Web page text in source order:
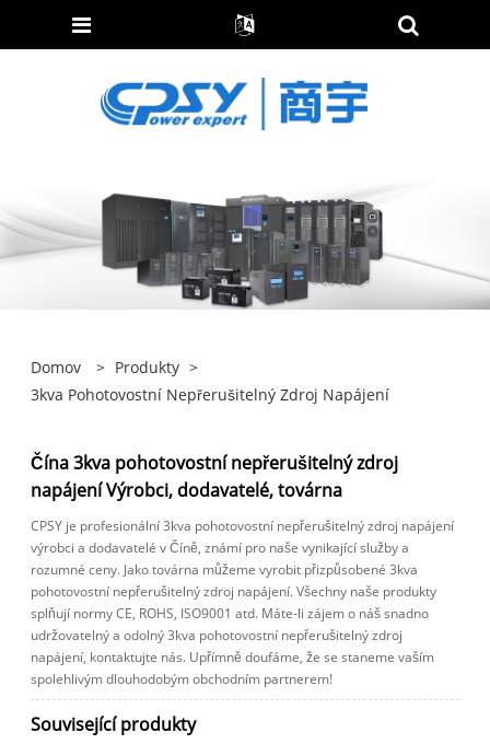
Domov > Produkty >
3kva Pohotovostní Nepřerušitelný Zdroj Napájení
Čína 3kva pohotovostní nepřerušitelný zdroj
napájení Výrobci, dodavatelé, továrna
CPSY je profesionální 3kva pohotovostní nepřerušitelný zdroj napájení
výrobci a dodavatelé v Číně, známí pro naše vynikající služby a
rozumné ceny. Jako továrna můžeme vyrobit přizpůsobené 3kva
pohotovostní nepřerušitelný zdroj napájení. Všechny naše produkty
splňují normy CE, ROHS, ISO9001 atd. Máte-li zájem o náš snadno
udržovatelný a odolný 3kva pohotovostní nepřerušitelný zdroj
napájení, kontaktujte nás. Upřímně doufáme, že se staneme vaším
spolehlivým dlouhodobým obchodním partnerem!
Související produkty